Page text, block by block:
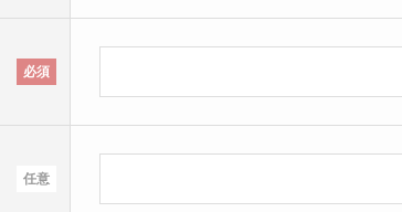
必須
任意